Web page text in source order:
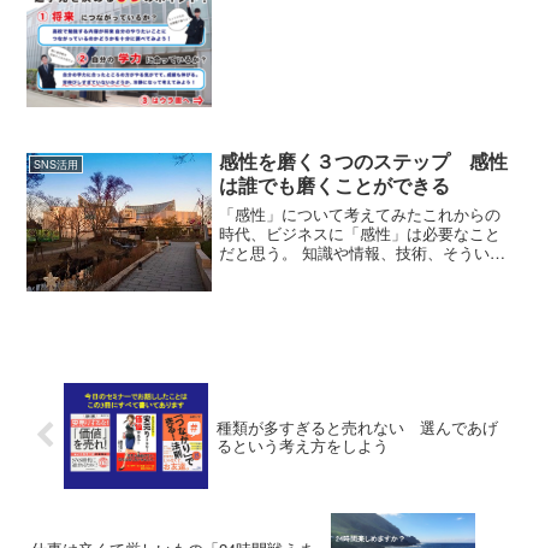
SNS活用
感性を磨く３つのステップ 感性
は誰でも磨くことができる
「感性」について考えてみたこれからの
時代、ビジネスに「感性」は必要なこと
だと思う。 知識や情報、技術、そういう
種類が多すぎると売れない 選んであげ
るという考え方をしよう